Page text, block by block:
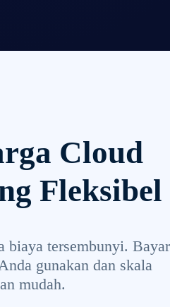
Cloud
Fleksibel
biaya tersembunyi. Bayar
gunakan dan skala
mudah.